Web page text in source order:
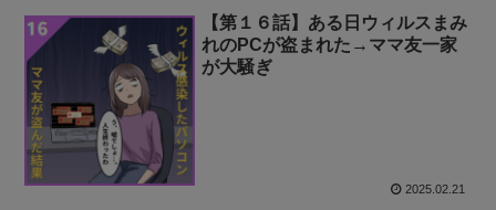
【第１６話】ある日ウィルスまみ
れのPCが盗まれた→ママ友一家
が大騒ぎ
2025.02.21